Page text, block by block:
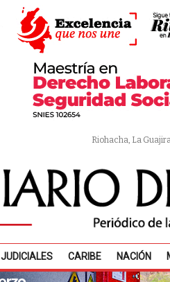
Riohacha, La
JUDICIALES CARIBE NACIÓN